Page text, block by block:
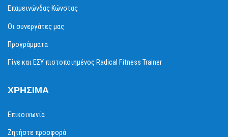
Επαμεινώνδας Κώνστας
Οι συνεργάτες μας
Προγράμματα
Γίνε και ΕΣΥ πιστοποιημένος Radical Fitness Trainer
ΧΡΉΣΙΜΑ
Επικοινωνία
Ζητήστε προσφορά